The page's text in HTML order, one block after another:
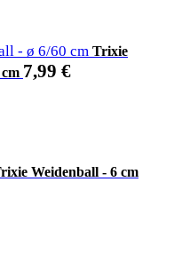
Trixie
7,99 €
Weidenball - 6 cm